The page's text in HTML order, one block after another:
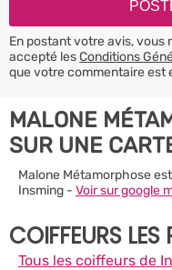
En postant votre avis, vous
accepté lesConditions
que votre commentaire est
MALONE
SUR UNE
Malone Métamorphose
Insming - Voir sur google
COIFFEURS LES
Tous les coiffeurs de